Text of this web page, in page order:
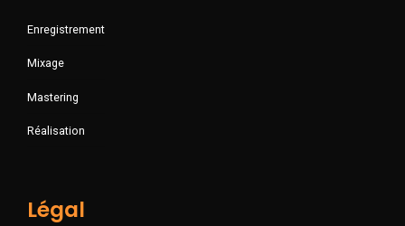
Enregistrement
Mixage
Mastering
Réalisation
Légal